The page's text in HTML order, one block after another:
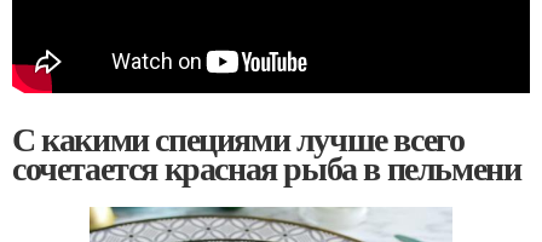
С какими специями лучше всего
сочетается красная рыба в пельмени